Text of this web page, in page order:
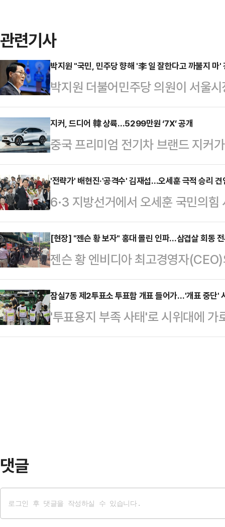
관련기사
박지원 "국민, 민주당 향해 '李 일 잘한다고 까불지 마'
박지원 더불어민주당 의원이 서울
민주당에 '이재명 대통령 일 잘한다
다.박 의원은 5일 페이스북을 통해
하지 못한 것은 정치적 패배이자 쓰
었다.이어 "'윤어게인'에 찬성하지
동훈·유의동 의원의 생환, 유승민
강조했다.당내에서 8월 전당대회
선 "선거전부터…
지커, 드디어 韓 상륙…5299만원 ‘7X’ 공개
중국 프리미엄 전기차 브랜드 지커
국 시장 공식 진입을 알렸다. BYD
키운 데 이어, 이번에는 지리자동차
를 정면으로 겨냥하고 나선 셈이다.
와 판교·일산·인천·수원, 대전, 부
사전 예약을 시작했다고 밝혔다.지
이스리프트 버전이 투입되는 모델
59…
'전략가' 배현진·'공격수' 김재섭…오세훈 극적 승리
6·3 지방선거에서 오세훈 국민의
리를 거둔 가운데 선거 과정에서 자
로 나섰던 배현진 서울시당위원장
재조명되고 있다. 오 당선인의 '전
과 '공격수' 역할을 톡톡히 해낸 김
하며 의미 있는 성과를 거뒀다는
딩 내 선거 캠프에서 당선이 확정된
세난이 끝나기를 바라는…
[현장] "젠슨 황 보자" 홍대 몰린 인파…삼겹살 회동
젠슨 황 엔비디아 최고경영자
울 홍대 인근 고깃집 주변에 5일 오
위기가 달아오르고 있다. 인공지능
계 이벤트를 넘어 대중적 관심사로
날 전세기로 김포공항을 통해 입국한 뒤 이곳에서 최태원 SK그룹 회
잠실7동 제2투표소 투표함 개표 들어가…'개표 중단'
'투표용지 부족 사태'로 시위대에
실7동 제2투표소 내 투표함 2개가
댓글